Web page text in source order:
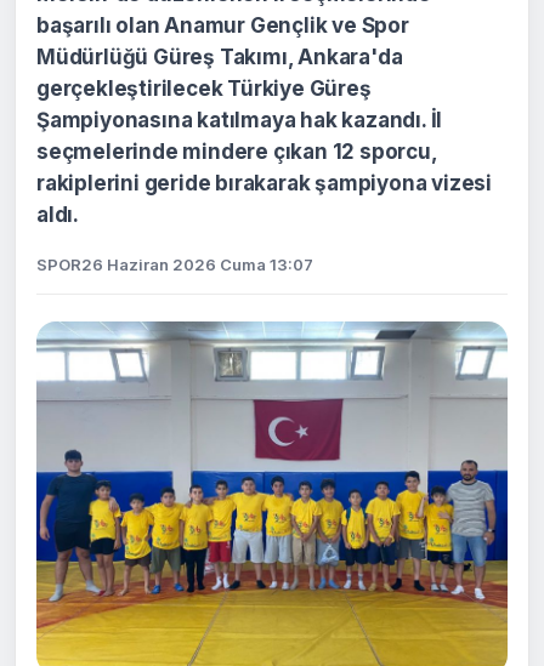
başarılı olan Anamur Gençlik ve Spor
Müdürlüğü Güreş Takımı, Ankara'da
gerçekleştirilecek Türkiye Güreş
Şampiyonasına katılmaya hak kazandı. İl
seçmelerinde mindere çıkan 12 sporcu,
rakiplerini geride bırakarak şampiyona vizesi
aldı.
SPOR26 Haziran 2026 Cuma 13:07